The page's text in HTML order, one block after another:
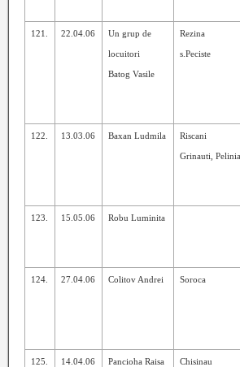
121. 22.04.06 Un grup de
locuitori
Batog Vasile
Rezina
s.Peciste
122. 13.03.06 Baxan Ludmila Riscani
Grinauti, Pelinia
123. 15.05.06 Robu Luminita
124. 27.04.06 Colitov Andrei Soroca
125. 14.04.06 Pancioha Raisa Chisinau